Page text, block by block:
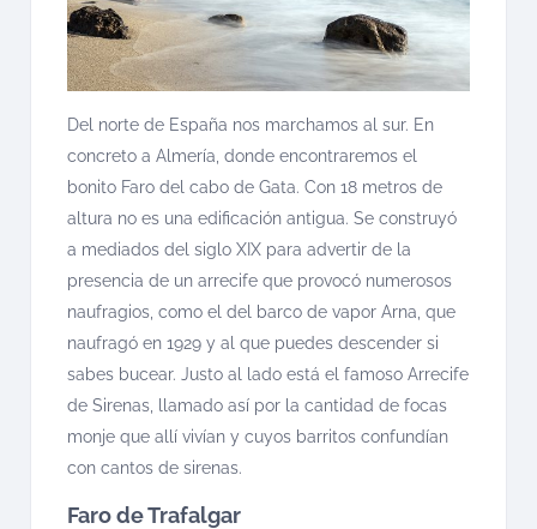
Del norte de España nos marchamos al sur. En
concreto a Almería, donde encontraremos el
bonito Faro del cabo de Gata. Con 18 metros de
altura no es una edificación antigua. Se construyó
a mediados del siglo XIX para advertir de la
presencia de un arrecife que provocó numerosos
naufragios, como el del barco de vapor Arna, que
naufragó en 1929 y al que puedes descender si
sabes bucear. Justo al lado está el famoso Arrecife
de Sirenas, llamado así por la cantidad de focas
monje que allí vivían y cuyos barritos confundían
con cantos de sirenas.
Faro de Trafalgar